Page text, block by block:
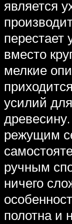
является
перестает
вместо
мелкие
усилий
режущим
ручным
ничего
полотна и